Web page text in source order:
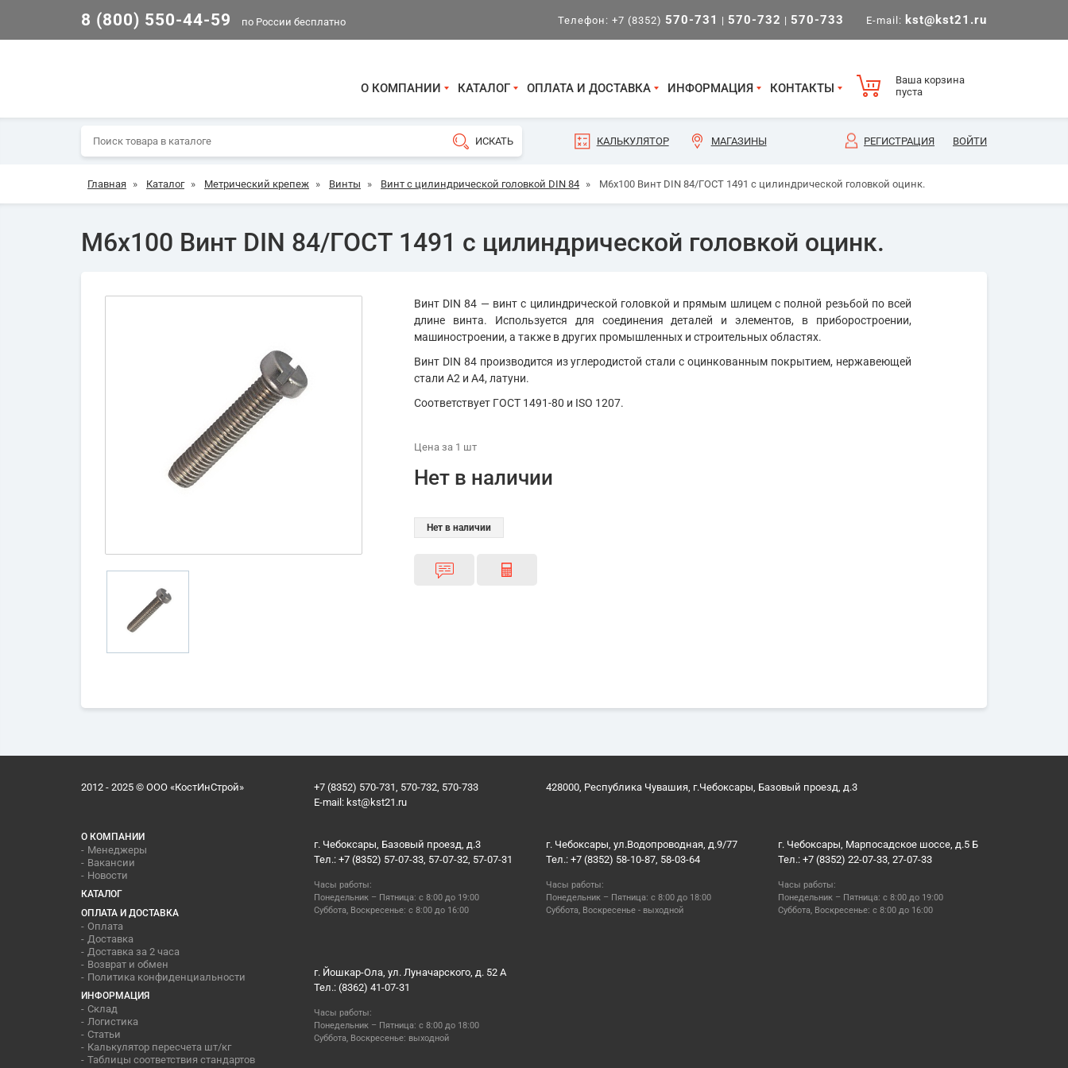
8 (800) 550-44-59 по России бесплатно Телефон: +7 (8352) 570-731 | 570-732 | 570-733 E-mail: kst@kst21.ru
О КОМПАНИИ КАТАЛОГ ОПЛАТА И ДОСТАВКА ИНФОРМАЦИЯ КОНТАКТЫ
Ваша корзина
пуста
КАЛЬКУЛЯТОР МАГАЗИНЫ РЕГИСТРАЦИЯ ВОЙТИ
Главная » Каталог » Метрический крепеж » Винты » Винт с цилиндрической головкой DIN 84 » М6х100 Винт DIN 84/ГОСТ 1491 с цилиндрической головкой оцинк.
М6х100 Винт DIN 84/ГОСТ 1491 с цилиндрической головкой оцинк.
Винт DIN 84 — винт с цилиндрической головкой и прямым шлицем с полной резьбой по всей
длине винта. Используется для соединения деталей и элементов, в приборостроении,
машиностроении, а также в других промышленных и строительных областях.
Винт DIN 84 производится из углеродистой стали с оцинкованным покрытием, нержавеющей
стали А2 и А4, латуни.
Соответствует ГОСТ 1491-80 и ISO 1207.
Цена за 1 шт
Нет в наличии
Нет в наличии
2012 - 2025 © ООО «КостИнСтрой»
+7 (8352) 570-731, 570-732, 570-733
E-mail: kst@kst21.ru
428000, Республика Чувашия, г.Чебоксары, Базовый проезд, д.3
О КОМПАНИИ
Менеджеры
Вакансии
Новости
КАТАЛОГ
ОПЛАТА И ДОСТАВКА
Оплата
Доставка
Доставка за 2 часа
Возврат и обмен
Политика конфиденциальности
ИНФОРМАЦИЯ
Склад
Логистика
Статьи
Калькулятор пересчета шт/кг
Таблицы соответствия стандартов
г. Чебоксары, Базовый проезд, д.3
Тел.: +7 (8352) 57-07-33, 57-07-32, 57-07-31
Часы работы:
Понедельник – Пятница: с 8:00 до 19:00
Суббота, Воскресенье: с 8:00 до 16:00
г. Чебоксары, ул.Водопроводная, д.9/77
Тел.: +7 (8352) 58-10-87, 58-03-64
Часы работы:
Понедельник – Пятница: с 8:00 до 18:00
Суббота, Воскресенье - выходной
г. Чебоксары, Марпосадское шоссе, д.5 Б
Тел.: +7 (8352) 22-07-33, 27-07-33
Часы работы:
Понедельник – Пятница: с 8:00 до 19:00
Суббота, Воскресенье: с 8:00 до 16:00
г. Йошкар-Ола, ул. Луначарского, д. 52 А
Тел.: (8362) 41-07-31
Часы работы:
Понедельник – Пятница: с 8:00 до 18:00
Суббота, Воскресенье: выходной